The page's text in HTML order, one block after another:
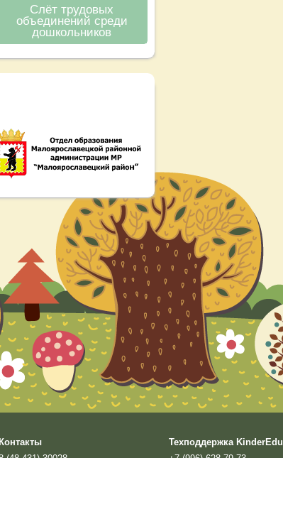
Слёт трудовых
объединений среди
дошкольников
Контакты
(48 431) 30028
Техподдержка KinderEdu
+7 (996) 628-79-73